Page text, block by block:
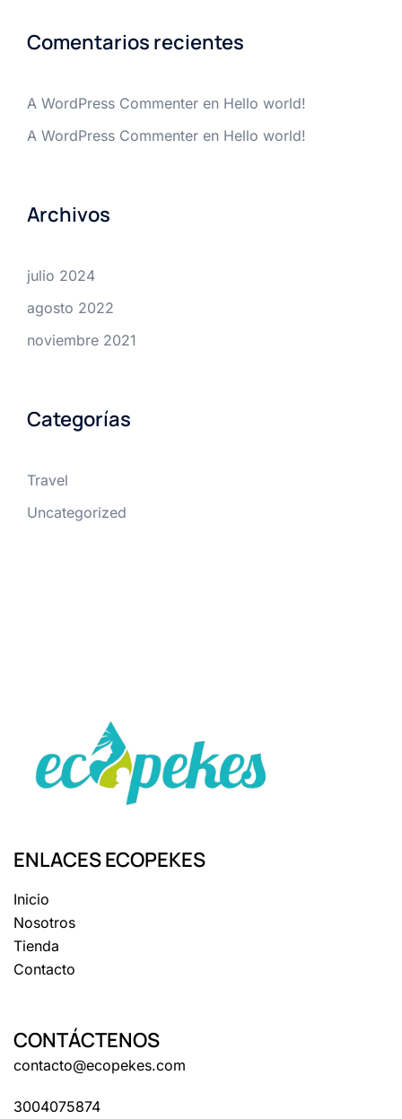
Comentarios recientes
A WordPress Commenter en Hello world!
A WordPress Commenter en Hello world!
Archivos
julio 2024
agosto 2022
noviembre 2021
Categorías
Travel
Uncategorized
ENLACES ECOPEKES
Inicio
Nosotros
Tienda
Contacto
CONTÁCTENOS
contacto@ecopekes.com
3004075874